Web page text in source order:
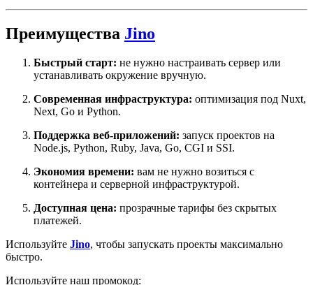
Преимущества Jino
Быстрый старт: не нужно настраивать сервер или
устанавливать окружение вручную.
Современная инфраструктура: оптимизация под Nuxt,
Next, Go и Python.
Поддержка веб-приложений: запуск проектов на
Node.js, Python, Ruby, Java, Go, CGI и SSI.
Экономия времени: вам не нужно возиться с
контейнера и серверной инфраструктурой.
Доступная цена: прозрачные тарифы без скрытых
платежей.
Используйте Jino, чтобы запускать проекты максимально
быстро.
Используйте наш промокод: